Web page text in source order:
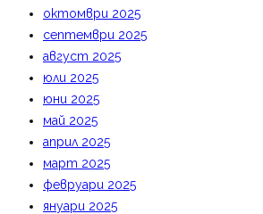
октомври 2025
септември 2025
август 2025
юли 2025
юни 2025
май 2025
април 2025
март 2025
февруари 2025
януари 2025